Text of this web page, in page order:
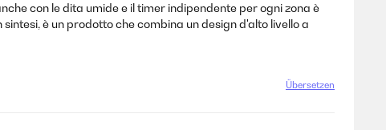
con le dita umide e il timer indipendente per ogni zona è
è un prodotto che combina un design d'alto livello a
Übersetzen